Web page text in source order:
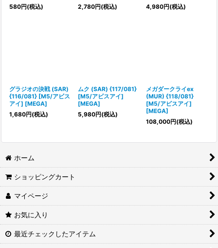
580円(税込)
2,780円(税込)
4,980円(税込)
グラジオの決戦 (SAR)
{116/081} [M5/アビス
アイ] [MEGA]
1,680円(税込)
ムク (SAR) {117/081}
[M5/アビスアイ]
[MEGA]
5,980円(税込)
メガダークライex
(MUR) {118/081}
[M5/アビスアイ]
[MEGA]
108,000円(税込)
ホーム
ショッピングカート
マイページ
お気に入り
最近チェックしたアイテム